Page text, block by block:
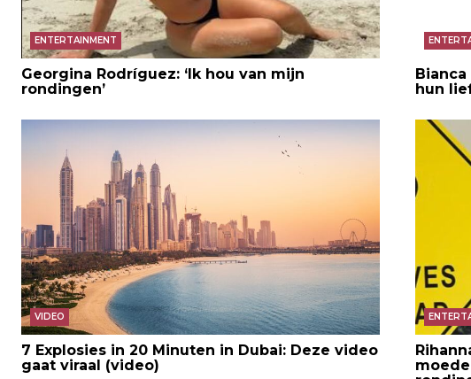
ENTERTAINMENT
Georgina Rodríguez: ‘Ik hou van mijn
rondingen’
hun
VIDEO
7 Explosies in 20 Minuten in Dubai: Deze video
gaat viraal (video)